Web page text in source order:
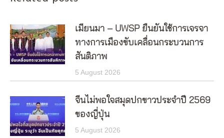
เมียนมา – UWSP ยืนยันใช้การเจรจา
ทางการเมืองขับเคลื่อนกระบวนการ
สันติภาพ
5 August 2026
จีนไม่พอใจสมุดปกขาวประจำปี 2569
ของญี่ปุ่น
5 August 2026